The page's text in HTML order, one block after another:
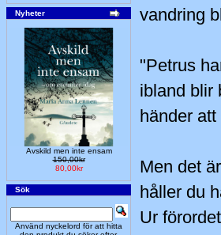
Nyheter
Avskild men inte ensam
150,00kr
80,00kr
Sök
Använd nyckelord för att hitta
vandring
"Petrus
ibland blir
händer
Men det
håller du
Ur förordet